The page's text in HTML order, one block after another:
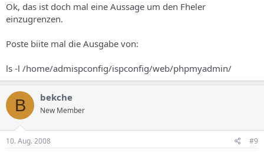
Ok, das ist doch mal eine Aussage um den Fheler
einzugrenzen.
Poste biite mal die Ausgabe von:
ls -l /home/admispconfig/ispconfig/web/phpmyadmin/
B bekche
New Member
10. Aug. 2008 #9